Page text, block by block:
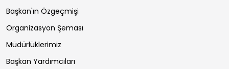
Başkan'ın Özgeçmişi
Organizasyon Şeması
Müdürlüklerimiz
Başkan Yardımcıları